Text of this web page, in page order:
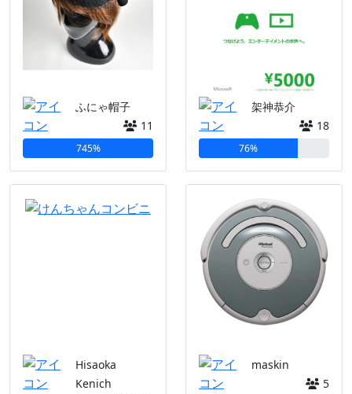
ふにゃ帽子
11
745%
架神恭介
18
76%
Hisaoka
Kenich
maskin
5